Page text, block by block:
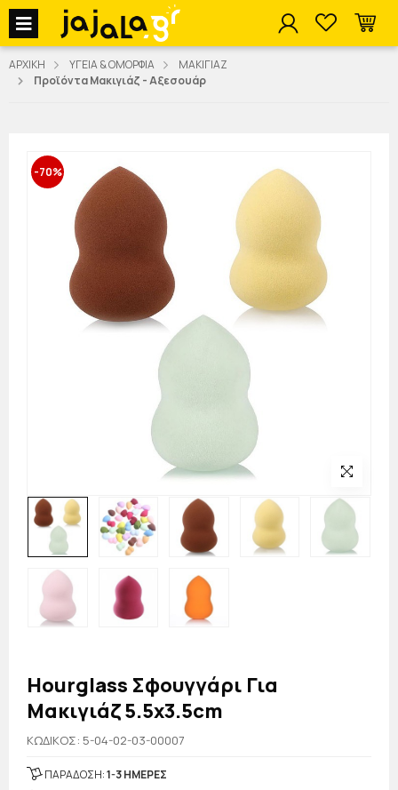
jajala Menu
ΑΡΧΙΚΗ ΥΓΕΙΑ & ΟΜΟΡΦΙΑ
ΜΑΚΙΓΙΑΖ
Προϊόντα Μακιγιάζ - Αξεσουάρ
-70%
Hourglass Σφουγγάρι Για
Μακιγιάζ 5.5x3.5cm
KΩΔΙΚΟΣ: 5-04-02-03-00007
ΠΑΡΑΔΟΣΗ:1-3 ΗΜΕΡΕΣ